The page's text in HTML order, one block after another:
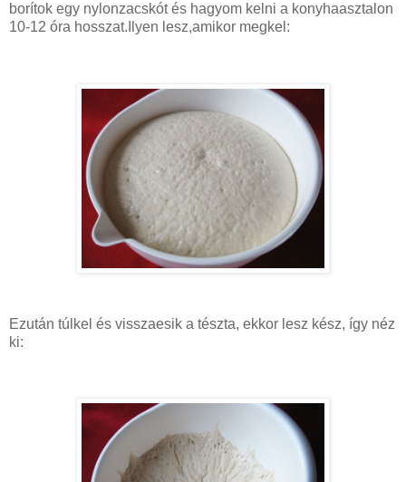
borítok egy nylonzacskót és hagyom kelni a konyhaasztalon
10-12 óra hosszat.Ilyen lesz,amikor megkel:
Ezután túlkel és visszaesik a tészta, ekkor lesz kész, így néz
ki: